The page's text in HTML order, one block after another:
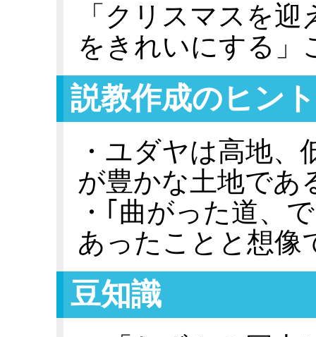
「クリスマスを
をきれいにする」
説教作成のヒント
・ユダヤは高地
が豊かな土地であ
・｢曲がった道、
あったことと想像
豆知識